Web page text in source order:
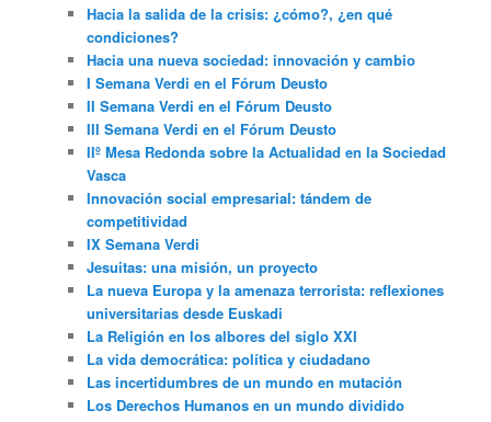
Hacia la salida de la crisis: ¿cómo?, ¿en qué
condiciones?
Hacia una nueva sociedad: innovación y cambio
I Semana Verdi en el Fórum Deusto
II Semana Verdi en el Fórum Deusto
III Semana Verdi en el Fórum Deusto
IIº Mesa Redonda sobre la Actualidad en la Sociedad
Vasca
Innovación social empresarial: tándem de
competitividad
IX Semana Verdi
Jesuitas: una misión, un proyecto
La nueva Europa y la amenaza terrorista: reflexiones
universitarias desde Euskadi
La Religión en los albores del siglo XXI
La vida democrática: política y ciudadano
Las incertidumbres de un mundo en mutación
Los Derechos Humanos en un mundo dividido